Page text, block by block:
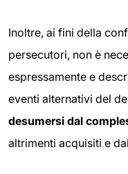
Inoltre, ai fini della
persecutori, non è
espressamente e
eventi alternativi del
desumersi dal
altrimenti acquisiti e